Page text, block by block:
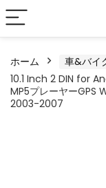
ホーム 車&バイ
10.1 Inch 2 DIN for
MP5プレーヤーGPS
2003-2007